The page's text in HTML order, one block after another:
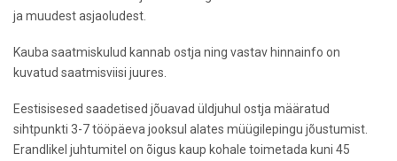
ja muudest asjaoludest.
Kauba saatmiskulud kannab ostja ning vastav hinnainfo on
kuvatud saatmisviisi juures.
Eestisisesed saadetised jõuavad üldjuhul ostja määratud
sihtpunkti 3-7 tööpäeva jooksul alates müügilepingu jõustumist.
Erandlikel juhtumitel on õigus kaup kohale toimetada kuni 45